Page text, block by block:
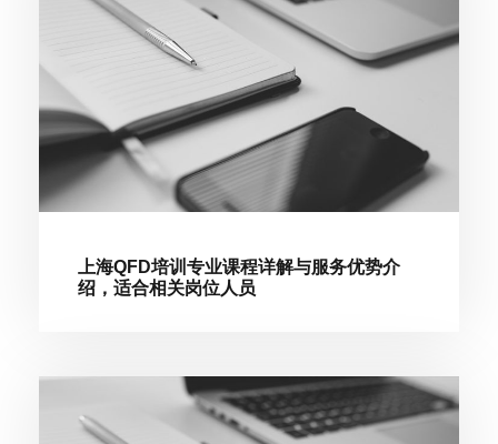
上海QFD培训专业课程详解与服务优势介
绍，适合相关岗位人员